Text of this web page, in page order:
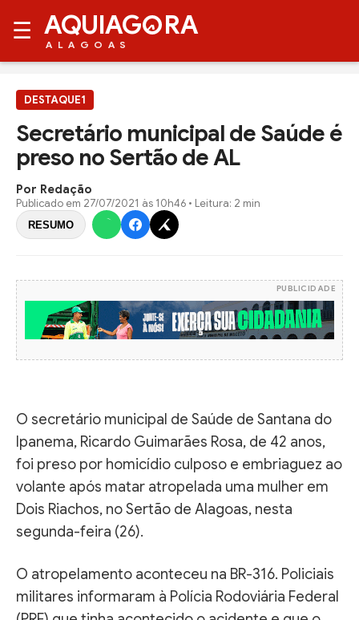
☰ AQUIAG RA
ALAGOAS
DESTAQUE1
Secretário municipal de Saúde é
preso no Sertão de AL
Por Redação
Publicado em 27/07/2021 às 10h46 • Leitura: 2 min
RESUMO
PUBLICIDADE
O secretário municipal de Saúde de Santana do
Ipanema, Ricardo Guimarães Rosa, de 42 anos,
foi preso por homicídio culposo e embriaguez ao
volante após matar atropelada uma mulher em
Dois Riachos, no Sertão de Alagoas, nesta
segunda-feira (26).
O atropelamento aconteceu na BR-316. Policiais
militares informaram à Polícia Rodoviária Federal